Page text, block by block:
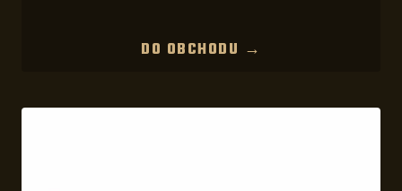
DO OBCHODU →